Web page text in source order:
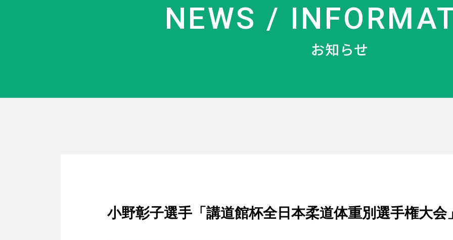
お知らせ
ベネシードについて
事業情報
創業の想い 顧問 ベネシードの研
コンプライアンス行動指針
ディーラーの社会貢献活動 メディアパートナーシップ ボラ
オーガニックへのこだわり 製品のご購入について 豊富な
NEWS /
お知らせ
小野彰子選手「講道館杯全日本柔道体重別選手権大会